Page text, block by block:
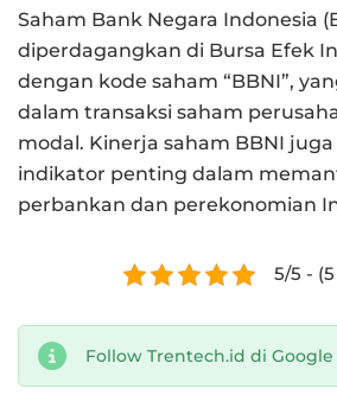
Saham Bank Negara Indonesia
diperdagangkan di Bursa Efek
dengan kode saham “BBNI”,
dalam transaksi saham
modal. Kinerja saham BBNI
indikator penting dalam
perbankan dan perekonomian
5/5 -
Follow Trentech.id di Google